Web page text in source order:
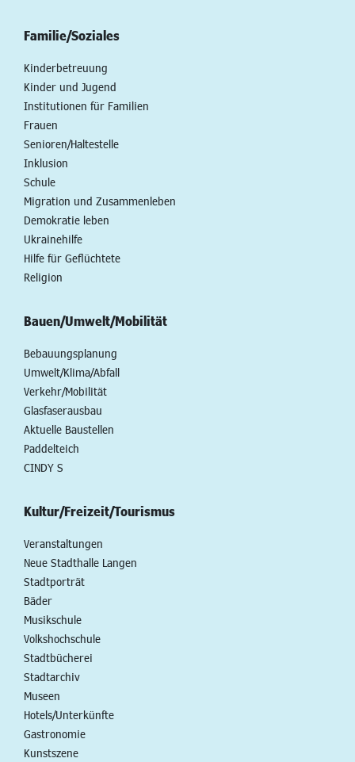
Familie/Soziales
Kinderbetreuung
Kinder und Jugend
Institutionen für Familien
Frauen
Senioren/Haltestelle
Inklusion
Schule
Migration und Zusammenleben
Demokratie leben
Ukrainehilfe
Hilfe für Geflüchtete
Religion
Bauen/Umwelt/Mobilität
Bebauungsplanung
Umwelt/Klima/Abfall
Verkehr/Mobilität
Glasfaserausbau
Aktuelle Baustellen
Paddelteich
CINDY S
Kultur/Freizeit/Tourismus
Veranstaltungen
Neue Stadthalle Langen
Stadtporträt
Bäder
Musikschule
Volkshochschule
Stadtbücherei
Stadtarchiv
Museen
Hotels/Unterkünfte
Gastronomie
Kunstszene